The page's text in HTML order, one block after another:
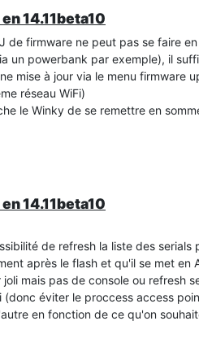
je vais voir si c'est aussi stable.
14.11beta10
de firmware ne peut pas se faire
un powerbank par exemple), il
mise à jour via le menu firmware
réseau WiFi)
le Winky de se remettre en
14.11beta10
de refresh la liste des serials
après le flash et qu'il se met en
mais pas de console ou refresh
éviter le proccess access
en fonction de ce qu'on